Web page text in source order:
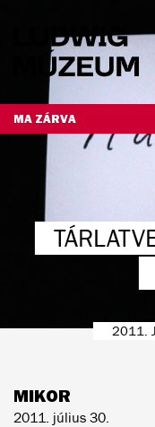
tartalomra
MA ZÁRVA
NYITVATARTÁS ÉS JEGYÁRAK
2011.
MIKOR
2011. július 30.